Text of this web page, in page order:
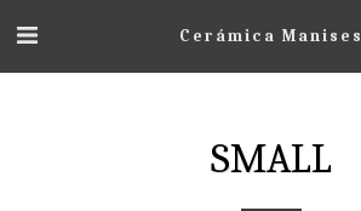
Cerámica Manises
SMALL